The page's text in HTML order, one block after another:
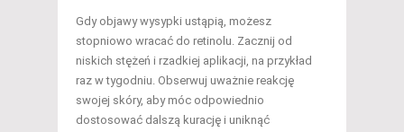
Gdy objawy wysypki ustąpią, możesz
stopniowo wracać do retinolu. Zacznij od
niskich stężeń i rzadkiej aplikacji, na przykład
raz w tygodniu. Obserwuj uważnie reakcję
swojej skóry, aby móc odpowiednio
dostosować dalszą kurację i uniknąć